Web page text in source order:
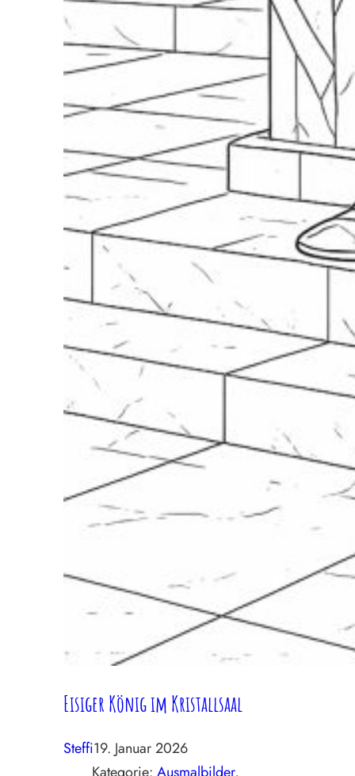
Eisiger König im Kristallsaal
Steffi19. Januar 2026
Kategorie: Ausmalbilder